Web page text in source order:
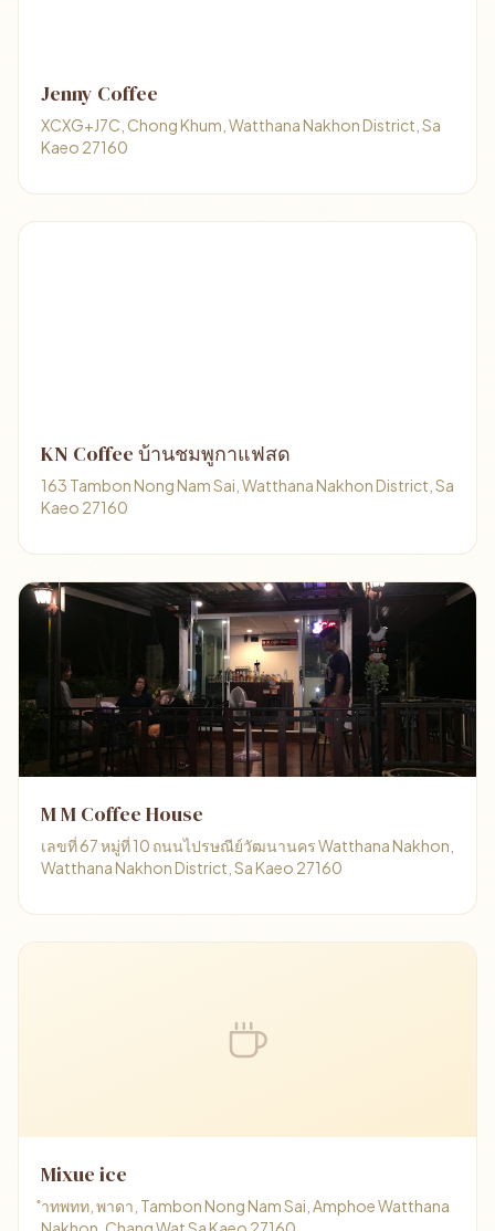
Jenny Coffee
XCXG+J7C, Chong Khum, Watthana Nakhon District, Sa
Kaeo 27160
KN Coffee บ้านชมพูกาแฟสด
163 Tambon Nong Nam Sai, Watthana Nakhon District, Sa
Kaeo 27160
M M Coffee House
เลขที่ 67 หมู่ที่ 10 ถนนไปรษณีย์วัฒนานคร Watthana Nakhon,
Watthana Nakhon District, Sa Kaeo 27160
Mixue ice
ำทพทท, พาดา, Tambon Nong Nam Sai, Amphoe Watthana